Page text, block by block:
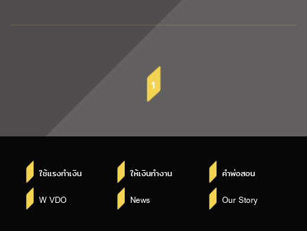
1
ใช้แรงทำเงิน ให้เงินทำงาน คำพ่อสอน
W VDO News Our Story